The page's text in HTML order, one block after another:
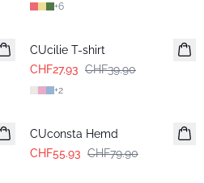
+6
CUcilie T-shirt
CHF27.93 CHF39.90
+2
CUconsta Hemd
CHF55.93 CHF79.90